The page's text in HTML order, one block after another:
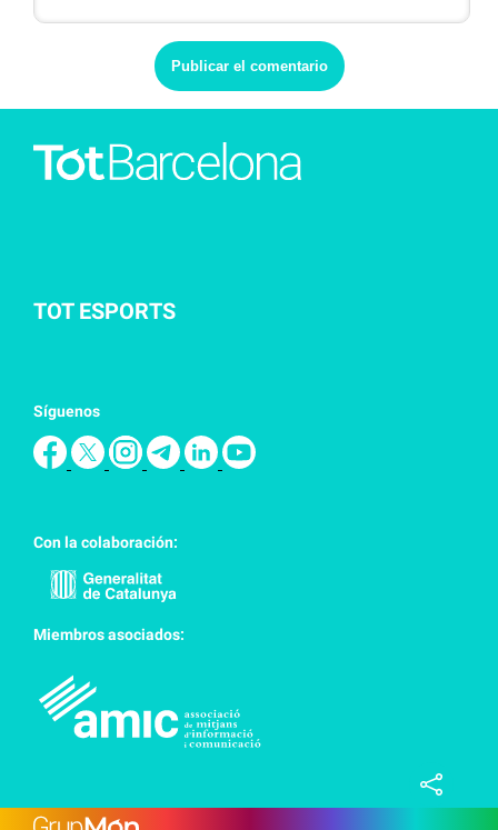
TOT ESPORTS
Síguenos
Con la colaboración:
Miembros asociados: